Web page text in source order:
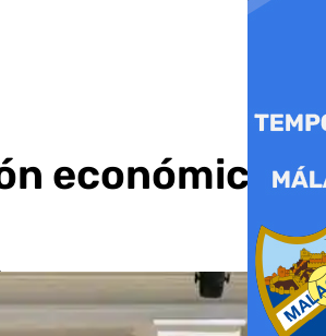
económica